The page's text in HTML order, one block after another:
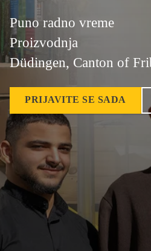
Puno radno vreme
Proizvodnja
Düdingen, Canton of
PRIJAVITE SE SADA